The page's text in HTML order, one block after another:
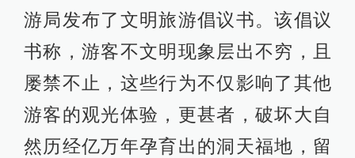
游局发布了文明旅游倡议书。该倡议
书称，游客不文明现象层出不穷，且
屡禁不止，这些行为不仅影响了其他
游客的观光体验，更甚者，破坏大自
然历经亿万年孕育出的洞天福地，留